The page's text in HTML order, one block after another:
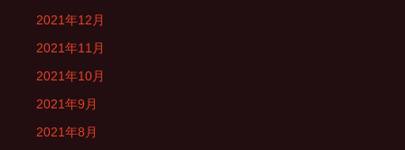
2021年12月
2021年11月
2021年10月
2021年9月
2021年8月